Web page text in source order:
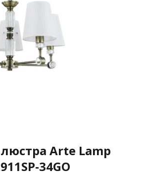
Arte Lamp
34GO